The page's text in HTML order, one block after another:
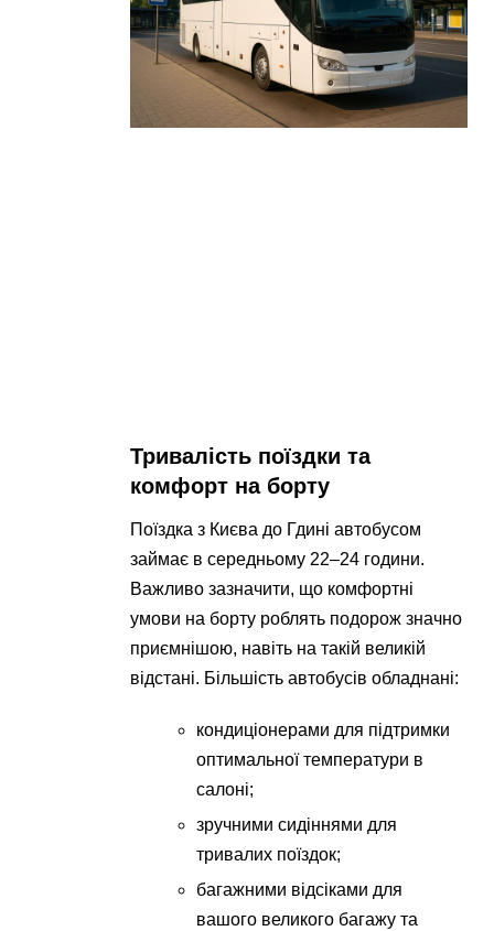
Тривалість поїздки та
комфорт на борту
Поїздка з Києва до Гдині автобусом
займає в середньому 22–24 години.
Важливо зазначити, що комфортні
умови на борту роблять подорож значно
приємнішою, навіть на такій великій
відстані. Більшість автобусів обладнані:
кондиціонерами для підтримки
оптимальної температури в
салоні;
зручними сидіннями для
тривалих поїздок;
багажними відсіками для
вашого великого багажу та